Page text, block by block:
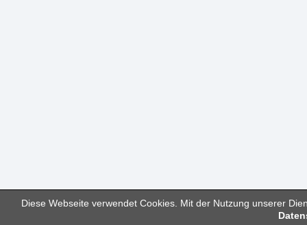
Diese Webseite verwendet Cookies. Mit der Nutzung unserer